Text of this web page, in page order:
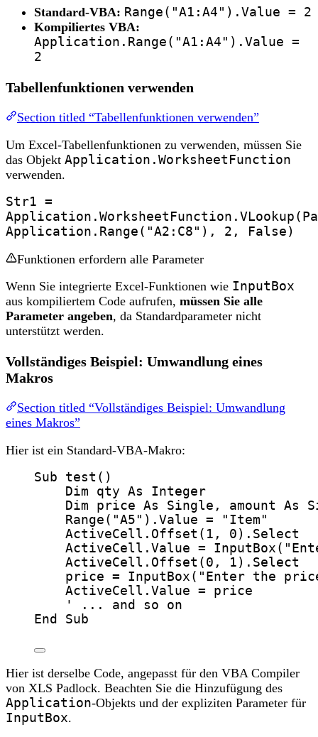
Standard-VBA: Range("A1:A4").Value = 2
Kompiliertes VBA:
Application.Range("A1:A4").Value =
2
Tabellenfunktionen verwenden
Section titled “Tabellenfunktionen verwenden”
Um Excel-Tabellenfunktionen zu verwenden, müssen Sie
das Objekt Application.WorksheetFunction
verwenden.
Str1 =
Application.Range("A2:C8"), 2, False)
Funktionen erfordern alle Parameter
Wenn Sie integrierte Excel-Funktionen wie InputBox
aus kompiliertem Code aufrufen, müssen Sie alle
Parameter angeben, da Standardparameter nicht
unterstützt werden.
Vollständiges Beispiel: Umwandlung eines
Makros
Section titled “Vollständiges Beispiel: Umwandlung
eines Makros”
Hier ist ein Standard-VBA-Makro:
Sub
test ()
Dim qty As
Integer
Dim price As Single , amount As
Range ( "A5 " ). Value = " Item "
ActiveCell. Offset ( 1 , 0 ). Select
ActiveCell. Value = InputBox ( "
ActiveCell. Offset ( 0 , 1 ). Select
price = InputBox ( " Enter the
ActiveCell. Value = price
' ... and so on
End Sub
Hier ist derselbe Code, angepasst für den VBA Compiler
von XLS Padlock. Beachten Sie die Hinzufügung des
Application-Objekts und der expliziten Parameter für
InputBox.